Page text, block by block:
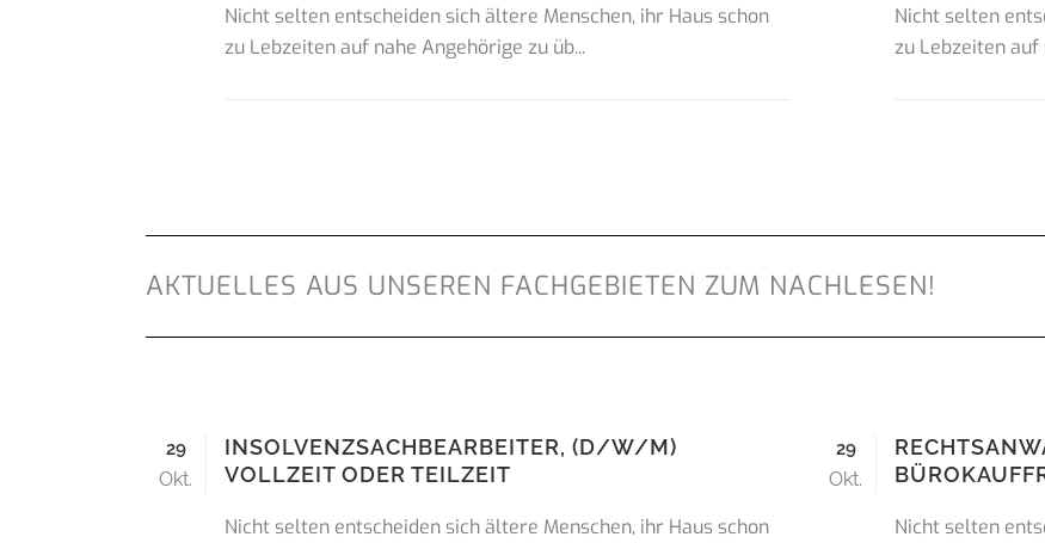
Nicht selten entscheiden sich ältere Menschen, ihr Haus schon
zu Lebzeiten auf nahe Angehörige zu üb...
Nicht selten
zu Lebzeiten auf
AKTUELLES AUS UNSEREN FACHGEBIETEN ZUM NACHLESEN!
29
Okt.
INSOLVENZSACHBEARBEITER, (D/W/M)
VOLLZEIT ODER TEILZEIT
Nicht selten entscheiden sich ältere Menschen, ihr Haus schon
29
Okt.
Nicht selten